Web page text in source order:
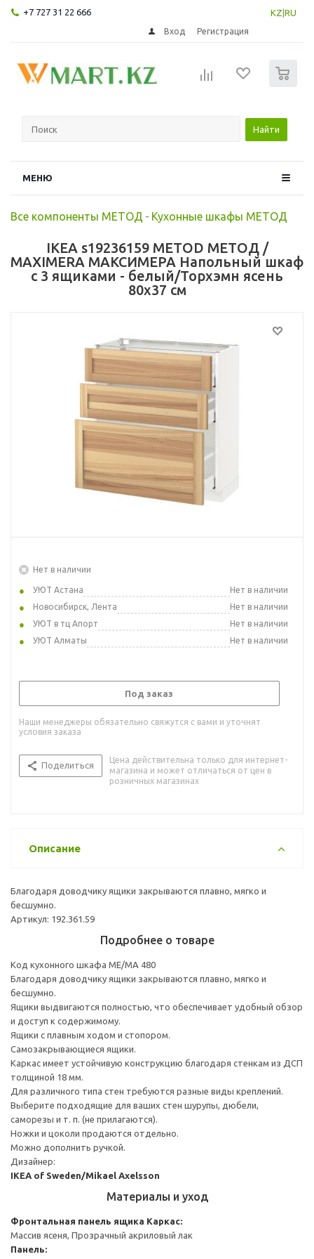
+7 727 31 22 666 KZ RU
Вход Регистрация
Найти
МЕНЮ
Все компоненты МЕТОД - Кухонные шкафы МЕТОД
IKEA s19236159 METOD МЕТОД /
MAXIMERA МАКСИМЕРА Напольный шкаф
с 3 ящиками - белый/Торхэмн ясень
80x37 см
Нет в наличии
УЮТ Астана
Нет в наличии
Новосибирск, Лента
Нет в наличии
УЮТ в тц Апорт
Нет в наличии
УЮТ Алматы
Нет в наличии
Под заказ
Наши менеджеры обязательно свяжутся с вами и уточнят
условия заказа
Поделиться
Цена действительна только для интернет-
магазина и может отличаться от цен в
розничных магазинах
Описание
Благодаря доводчику ящики закрываются плавно, мягко и
бесшумно.
Артикул: 192.361.59
Подробнее о товаре
Код кухонного шкафа ME/MA 480
Благодаря доводчику ящики закрываются плавно, мягко и
бесшумно.
Ящики выдвигаются полностью, что обеспечивает удобный обзор
и доступ к содержимому.
Ящики с плавным ходом и стопором.
Самозакрывающиеся ящики.
Каркас имеет устойчивую конструкцию благодаря стенкам из ДСП
толщиной 18 мм.
Для различного типа стен требуются разные виды креплений.
Выберите подходящие для ваших стен шурупы, дюбели,
саморезы и т. п. (не прилагаются).
Ножки и цоколи продаются отдельно.
Можно дополнить ручкой.
Дизайнер:
IKEA of Sweden/Mikael Axelsson
Материалы и уход
Фронтальная панель ящика Каркас:
Массив ясеня, Прозрачный акриловый лак
Панель: